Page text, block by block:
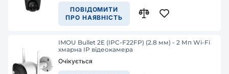
ПОВІДОМИТИ
ПРО НАЯВНІСТЬ
IMOU Bullet 2E (IPC-F22FP) (2.8 мм) - 2 Мп Wi-Fi
хмарна IP відеокамера
Очікується